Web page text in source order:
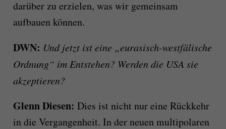
darüber zu erzielen, was wir gemeinsam
aufbauen können.
DWN: Und jetzt ist eine „eurasisch-westfälische
Ordnung“ im Entstehen? Werden die USA sie
akzeptieren?
Glenn Diesen: Dies ist nicht nur eine Rückkehr
in die Vergangenheit. In der neuen multipolaren